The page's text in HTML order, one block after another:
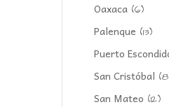
Oaxaca (6)
Palenque (13)
Puerto
San Cristóbal
San Mateo (12)